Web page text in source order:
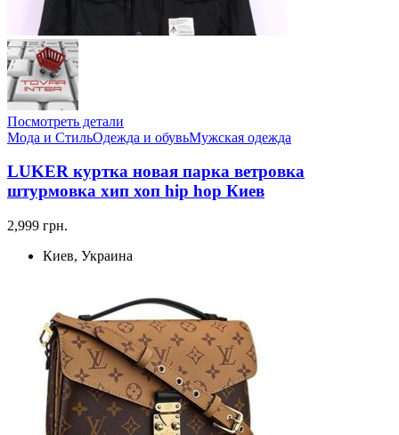
Посмотреть детали
Мода и СтильОдежда и обувьМужская одежда
LUKER куртка новая парка ветровка
штурмовка хип хоп hip hop Киев
2,999 грн.
Киев, Украина